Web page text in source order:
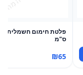
ס"מ
₪65